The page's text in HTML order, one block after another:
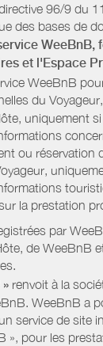
96/9 du
des bases de
WeeBnB,
et l'Espace
WeeBnB
du
uniquement
ou réservation
la prestation
par
de WeeBnB
.
renvoit à la
WeeBnB a
service de site
», pour les